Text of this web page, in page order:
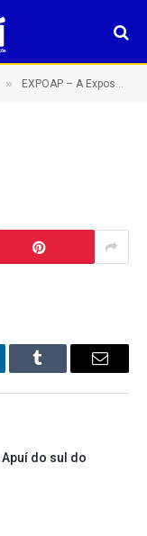
» EXPOAP – A Exposição Agropecuária de Apuí do sul do Amazonas – Barretão Amazonense!
Tumblr
E-
do sul do